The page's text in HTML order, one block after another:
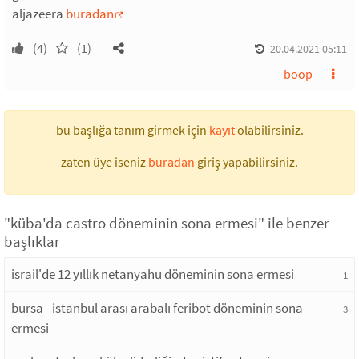
aljazeera buradan
(4) (1) 20.04.2021 05:11
boop
bu başlığa tanım girmek için kayıtolabilirsiniz.
zaten üye iseniz buradan giriş yapabilirsiniz.
"küba'da castro döneminin sona ermesi" ile benzer
başlıklar
israil'de 12 yıllık netanyahu döneminin sona ermesi 1
bursa - istanbul arası arabalı feribot döneminin sona
ermesi
3